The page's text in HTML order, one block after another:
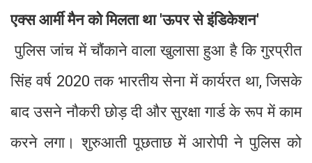
एक्स आर्मी मैन को मिलता था 'ऊपर से इंडिकेशन'
पुलिस जांच में चौंकाने वाला खुलासा हुआ है कि गुरप्रीत
सिंह वर्ष 2020 तक भारतीय सेना में कार्यरत था, जिसके
बाद उसने नौकरी छोड़ दी और सुरक्षा गार्ड के रूप में काम
करने लगा। शुरुआती पूछताछ में आरोपी ने पुलिस को